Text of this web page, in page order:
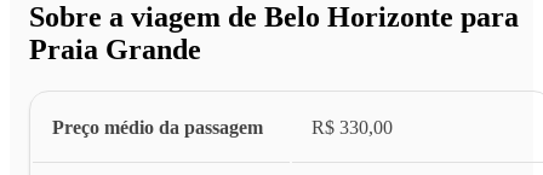
Sobre a viagem de Belo Horizonte para
Praia Grande
Preço médio da passagem R$ 330,00